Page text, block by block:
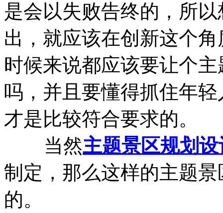
是会以失败告终的，所
出，就应该在创新这个
时候来说都应该要让个
吗，并且要懂得抓住年
才是比较符合要求的。
当然主题景区规划设
制定，那么这样的主题
的。